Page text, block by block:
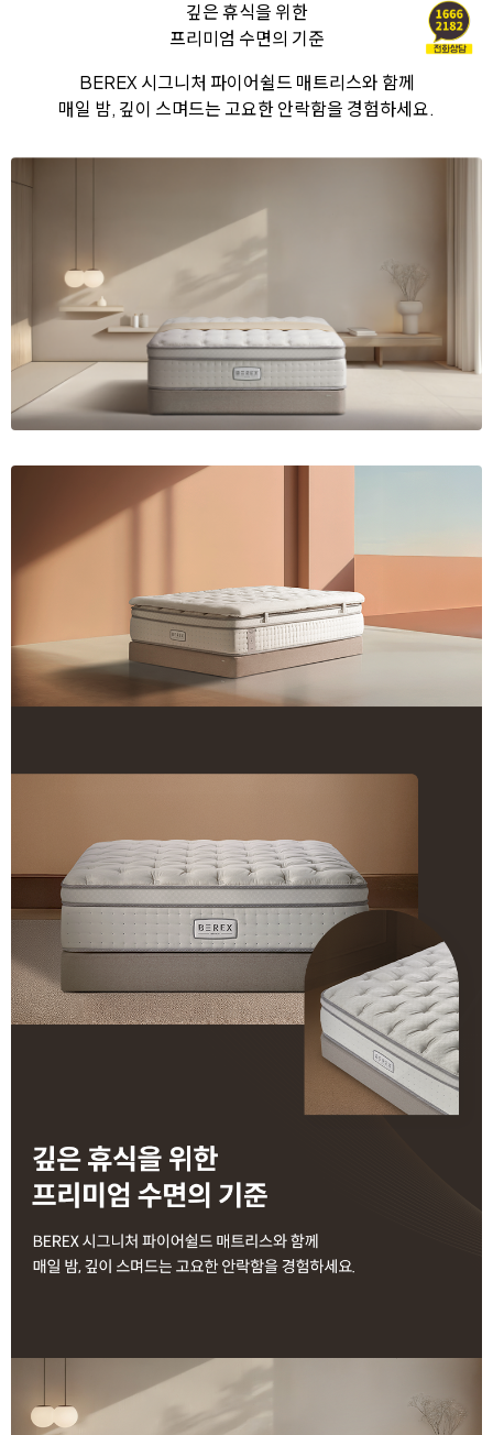
깊은 휴식을 위한
프리미엄 수면의 기준
BEREX 시그니처 파이어쉴드 매트리스와 함께
매일 밤, 깊이 스며드는 고요한 안락함을 경험하세요.